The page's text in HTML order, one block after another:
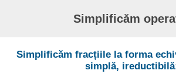
Simplificăm
Simplificăm fracțiile la forma
simplă,